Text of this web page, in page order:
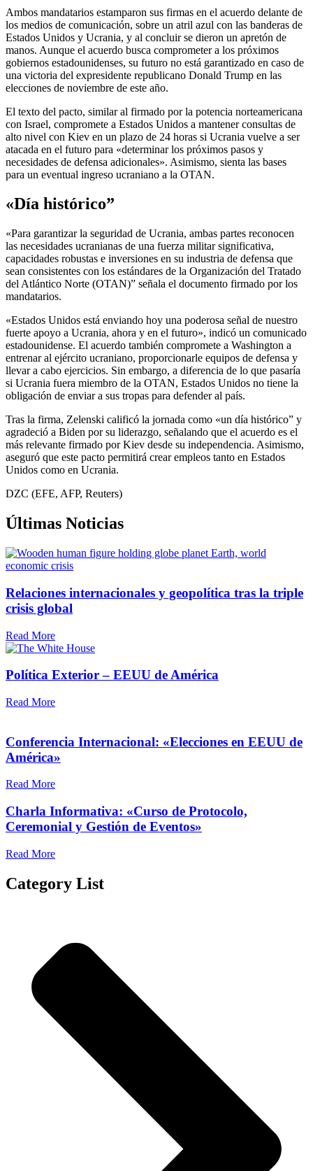
Ambos mandatarios estamparon sus firmas en el acuerdo delante de
los medios de comunicación, sobre un atril azul con las banderas de
Estados Unidos y Ucrania, y al concluir se dieron un apretón de
manos. Aunque el acuerdo busca comprometer a los próximos
gobiernos estadounidenses, su futuro no está garantizado en caso de
una victoria del expresidente republicano Donald Trump en las
elecciones de noviembre de este año.
El texto del pacto, similar al firmado por la potencia norteamericana
con Israel, compromete a Estados Unidos a mantener consultas de
alto nivel con Kiev en un plazo de 24 horas si Ucrania vuelve a ser
atacada en el futuro para «determinar los próximos pasos y
necesidades de defensa adicionales». Asimismo, sienta las bases
para un eventual ingreso ucraniano a la OTAN.
«Día histórico”
«Para garantizar la seguridad de Ucrania, ambas partes reconocen
las necesidades ucranianas de una fuerza militar significativa,
capacidades robustas e inversiones en su industria de defensa que
sean consistentes con los estándares de la Organización del Tratado
del Atlántico Norte (OTAN)” señala el documento firmado por los
mandatarios.
«Estados Unidos está enviando hoy una poderosa señal de nuestro
fuerte apoyo a Ucrania, ahora y en el futuro», indicó un comunicado
estadounidense. El acuerdo también compromete a Washington a
entrenar al ejército ucraniano, proporcionarle equipos de defensa y
llevar a cabo ejercicios. Sin embargo, a diferencia de lo que pasaría
si Ucrania fuera miembro de la OTAN, Estados Unidos no tiene la
obligación de enviar a sus tropas para defender al país.
Tras la firma, Zelenski calificó la jornada como «un día histórico” y
agradeció a Biden por su liderazgo, señalando que el acuerdo es el
más relevante firmado por Kiev desde su independencia. Asimismo,
aseguró que este pacto permitirá crear empleos tanto en Estados
Unidos como en Ucrania.
DZC (EFE, AFP, Reuters)
Últimas Noticias
Relaciones internacionales y geopolítica tras la triple
crisis global
Read More
Política Exterior – EEUU de América
Read More
Conferencia Internacional: «Elecciones en EEUU de
América»
Read More
Charla Informativa: «Curso de Protocolo,
Ceremonial y Gestión de Eventos»
Read More
Category List